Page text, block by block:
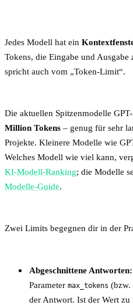
Jedes Modell hat ein
Tokens, die Eingabe und Ausgabe
spricht auch vom „Token-Limit“.
Die aktuellen Spitzenmodelle
Million Tokens – genug für sehr
Projekte. Kleinere Modelle wie
Welches Modell wie viel kann,
KI-Modell-Ranking; die Modelle
Modelle-Guide.
Zwei Limits begegnen dir in der
Abgeschnittene Antworten:
Parametermax_tokens (bzw.
der Antwort. Ist der Wert